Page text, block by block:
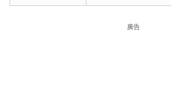
廣告